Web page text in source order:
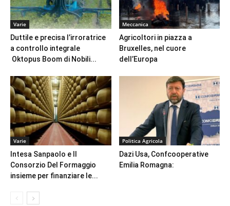
Varie
Duttile e precisa l’irroratrice
a controllo integrale
Oktopus Boom di Nobili...
Meccanica
Agricoltori in piazza a
Bruxelles, nel cuore
dell’Europa
Varie
Intesa Sanpaolo e Il
Consorzio Del Formaggio
insieme per finanziare le...
Politica Agricola
Dazi Usa, Confcooperative
Emilia Romagna: